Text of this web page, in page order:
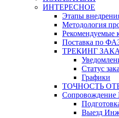
ИНТЕРЕСНОЕ
Этапы
Методология
Рекомендуемые
Поставка по
ТРЕКИНГ
Статус
Графики
ТОЧНОСТЬ
Выезд